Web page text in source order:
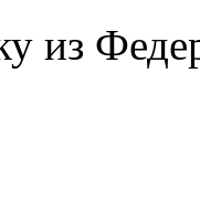
из